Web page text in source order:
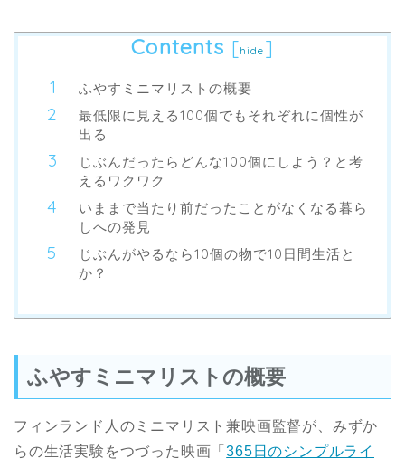
Contents [hide ]
ふやすミニマリストの概要
最低限に見える100個でもそれぞれに個性が
出る
じぶんだったらどんな100個にしよう？と考
えるワクワク
いままで当たり前だったことがなくなる暮ら
しへの発見
じぶんがやるなら10個の物で10日間生活と
か？
ふやすミニマリストの概要
フィンランド人のミニマリスト兼映画監督が、みずか
らの生活実験をつづった映画「365日のシンプルライ